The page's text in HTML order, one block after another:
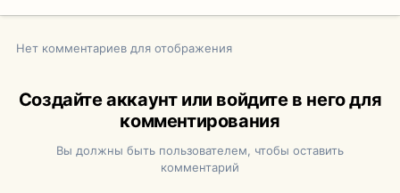
Нет комментариев для отображения
Создайте аккаунт или войдите в него для
комментирования
Вы должны быть пользователем, чтобы оставить
комментарий